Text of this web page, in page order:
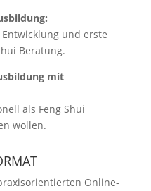
und erste
Beratung.
mit
als Feng Shui
wollen.
Online-